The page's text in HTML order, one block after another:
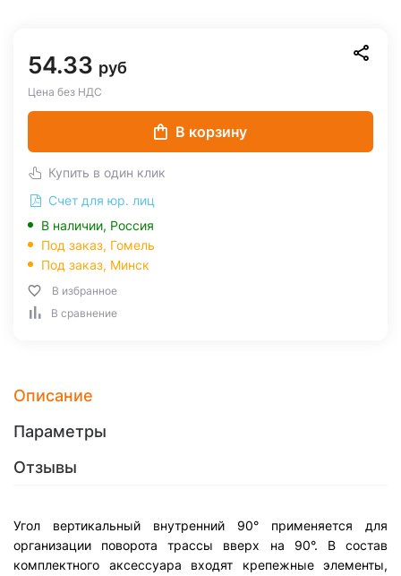
54.33 руб
Цена без НДС
В корзину
Купить в один клик
Счет для юр. лиц
В наличии, Россия
Под заказ, Гомель
Под заказ, Минск
В избранное
В сравнение
Описание
Параметры
Отзывы
Угол вертикальный внутренний 90° применяется для
организации поворота трассы вверх на 90°. В состав
комплектного аксессуара входят крепежные элементы,